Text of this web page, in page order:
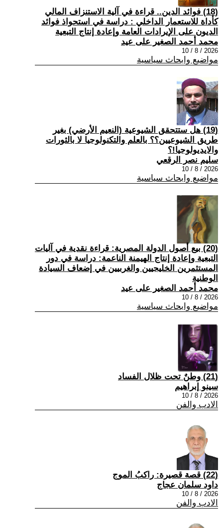
(18) فوائد الدين.. قراءة في آلية الاستنزاف المالي
كأداة للاستعمار الداخلي : دراسة في استحواذ فوائد
الديون على الإيرادات العامة وإعادة إنتاج التبعية
محمد أحمد الصغير على عيد
2026 / 8 / 10
مواضيع وابحاث سياسية
(19) هل ستتحقق الشيوعية (النعيم الأرضي) بغير
طريق الشيوعيين؟؟ بالعلم والتكنولوجيا لا بالثورات
والايديولوجيا!؟
سليم نصر الرقعي
2026 / 8 / 10
مواضيع وابحاث سياسية
(20) بيع أصول الدولة المصرية: قراءة نقدية في آليات
التبعية وإعادة إنتاج الهيمنة الناعمة: دراسة في دور
المستثمرين الخليجيين والغربيين في إضعاف السيادة
الوطنية
محمد أحمد الصغير على عيد
2026 / 8 / 10
مواضيع وابحاث سياسية
(21) وطنٌ تحت ظلال الفساد
سينو إبراهيم
2026 / 8 / 10
الادب والفن
(22) قصة قصيرة: راكبُ الموج
داود سلمان عجاج
2026 / 8 / 10
الادب والفن